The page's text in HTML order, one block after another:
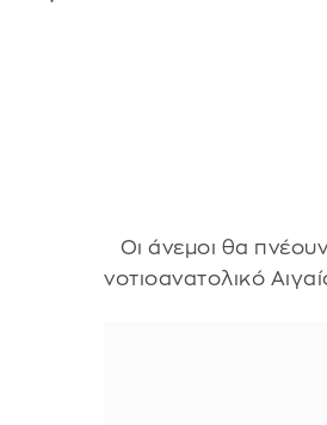
Οι άνεμοι θα
νοτιοανατολικό